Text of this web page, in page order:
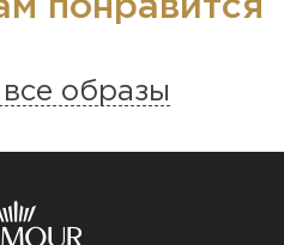
понравится
все образы